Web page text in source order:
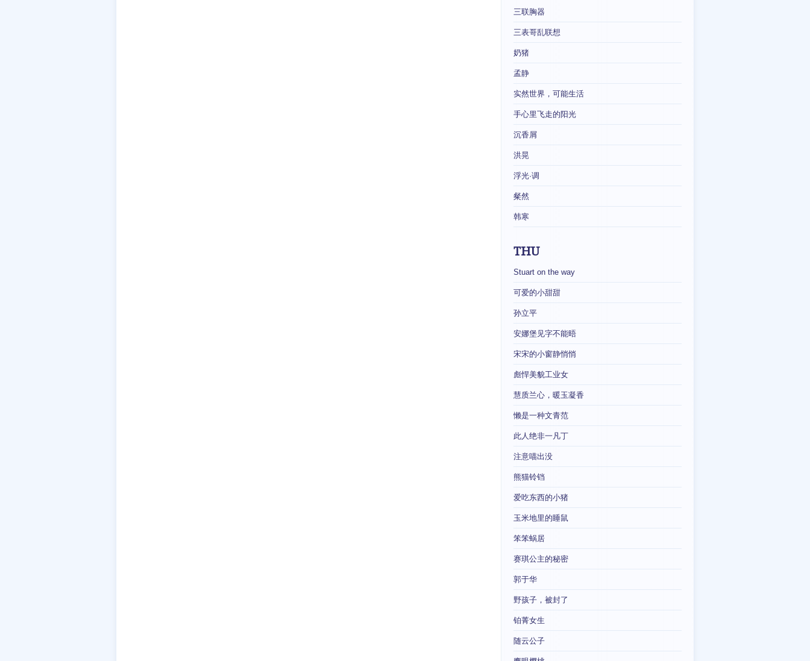
三联胸器
三表哥乱联想
奶猪
孟静
实然世界，可能生活
手心里飞走的阳光
沉香屑
洪晃
浮光·调
粲然
韩寒
THU
Stuart on the way
可爱的小甜甜
孙立平
安娜堡见字不能晤
宋宋的小窗静悄悄
彪悍美貌工业女
慧质兰心，暖玉凝香
懒是一种文青范
此人绝非一凡丁
注意喵出没
熊猫铃铛
爱吃东西的小猪
玉米地里的睡鼠
笨笨蜗居
赛琪公主的秘密
郭于华
野孩子，被封了
铂菁女生
随云公子